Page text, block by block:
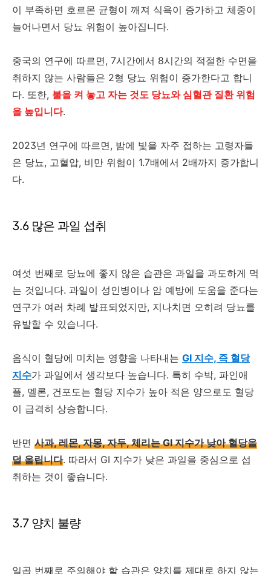
이 부족하면 호르몬 균형이 깨져 식욕이 증가하고 체중이
늘어나면서 당뇨 위험이 높아집니다.
중국의 연구에 따르면, 7시간에서 8시간의 적절한 수면을
취하지 않는 사람들은 2형 당뇨 위험이 증가한다고 합니
다. 또한, 불을 켜 놓고 자는 것도 당뇨와 심혈관 질환 위험
을 높입니다.
2023년 연구에 따르면, 밤에 빛을 자주 접하는 고령자들
은 당뇨, 고혈압, 비만 위험이 1.7배에서 2배까지 증가합니
다.
3.6 많은 과일 섭취
여섯 번째로 당뇨에 좋지 않은 습관은 과일을 과도하게 먹
는 것입니다. 과일이 성인병이나 암 예방에 도움을 준다는
연구가 여러 차례 발표되었지만, 지나치면 오히려 당뇨를
유발할 수 있습니다.
음식이 혈당에 미치는 영향을 나타내는 GI 지수, 즉 혈당
지수가 과일에서 생각보다 높습니다. 특히 수박, 파인애
플, 멜론, 건포도는 혈당 지수가 높아 적은 양으로도 혈당
이 급격히 상승합니다.
반면 사과, 레몬, 자몽, 자두, 체리는 GI 지수가 낮아 혈당을
덜 올립니다. 따라서 GI 지수가 낮은 과일을 중심으로 섭
취하는 것이 좋습니다.
3.7 양치 불량
일곱 번째로 주의해야 할 습관은 양치를 제대로 하지 않는